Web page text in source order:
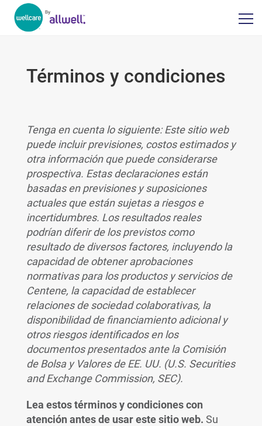
Términos y condiciones
Tenga en cuenta lo siguiente: Este sitio web
puede incluir previsiones, costos estimados y
otra información que puede considerarse
prospectiva. Estas declaraciones están
basadas en previsiones y suposiciones
actuales que están sujetas a riesgos e
incertidumbres. Los resultados reales
podrían diferir de los previstos como
resultado de diversos factores, incluyendo la
capacidad de obtener aprobaciones
normativas para los productos y servicios de
Centene, la capacidad de establecer
relaciones de sociedad colaborativas, la
disponibilidad de financiamiento adicional y
otros riesgos identificados en los
documentos presentados ante la Comisión
de Bolsa y Valores de EE. UU. (U.S. Securities
and Exchange Commission, SEC).
Lea estos términos y condiciones con
atención antes de usar este sitio web. Su